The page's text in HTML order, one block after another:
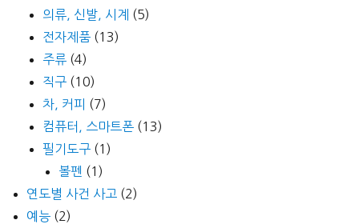
의류, 신발, 시계
(5)
전자제품 (13)
주류 (4)
직구 (10)
차, 커피 (7)
컴퓨터, 스마트폰 (13)
필기도구 (1)
볼펜 (1)
연도별 사건 사고 (2)
예능 (2)